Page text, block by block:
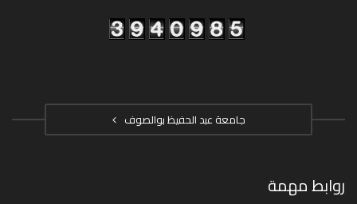
جامعة عبد الحفيظ بوالصوف
روابط مهمة